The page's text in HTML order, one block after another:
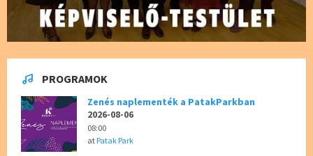
PROGRAMOK
Zenés naplementék a PatakParkban
2026-08-06
08:00
atPatak Park